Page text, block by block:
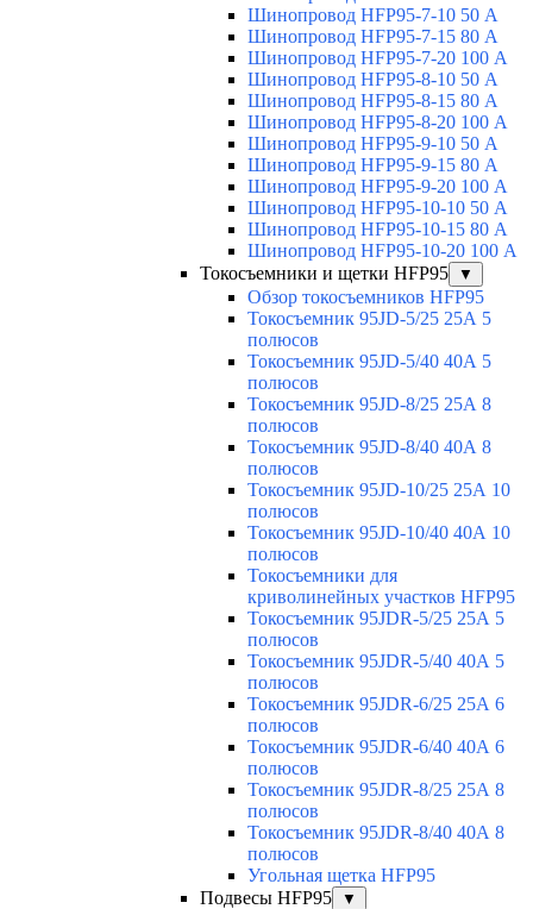
Шинопровод HFP95-7-10 50 А
Шинопровод HFP95-7-15 80 А
Шинопровод HFP95-7-20 100 А
Шинопровод HFP95-8-10 50 А
Шинопровод HFP95-8-15 80 А
Шинопровод HFP95-8-20 100 А
Шинопровод HFP95-9-10 50 А
Шинопровод HFP95-9-15 80 А
Шинопровод HFP95-9-20 100 А
Шинопровод HFP95-10-10 50 А
Шинопровод HFP95-10-15 80 А
Шинопровод HFP95-10-20 100 А
Токосъемники и щетки HFP95
▼
Обзор токосъемников HFP95
Токосъемник 95JD-5/25 25А 5
полюсов
Токосъемник 95JD-5/40 40А 5
полюсов
Токосъемник 95JD-8/25 25А 8
полюсов
Токосъемник 95JD-8/40 40А 8
полюсов
Токосъемник 95JD-10/25 25А 10
полюсов
Токосъемник 95JD-10/40 40А 10
полюсов
Токосъемники для
криволинейных участков HFP95
Токосъемник 95JDR-5/25 25А 5
полюсов
Токосъемник 95JDR-5/40 40А 5
полюсов
Токосъемник 95JDR-6/25 25А 6
полюсов
Токосъемник 95JDR-6/40 40А 6
полюсов
Токосъемник 95JDR-8/25 25А 8
полюсов
Токосъемник 95JDR-8/40 40А 8
полюсов
Угольная щетка HFP95
Подвесы HFP95
▼